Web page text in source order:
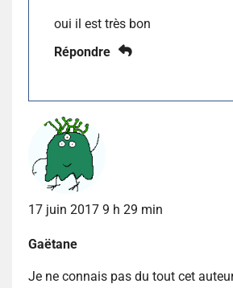
oui il est très bon
Répondre
17 juin 2017 9 h 29 min
Gaëtane
Je ne connais pas du tout cet